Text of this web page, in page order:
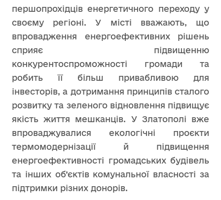
першопрохідців енергетичного переходу у
своєму регіоні. У місті вважають, що
впровадження енергоефективних рішень
сприяє підвищенню
конкурентоспроможності громади та
робить її більш привабливою для
інвесторів, а дотримання принципів сталого
розвитку та зеленого відновлення підвищує
якість життя мешканців. У Златополі вже
впроваджувалися екологічні проєкти
термомодернізації й підвищення
енергоефективності громадських будівель
та інших об’єктів комунальної власності за
підтримки різних донорів.